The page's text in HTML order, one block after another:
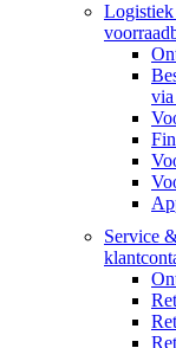
Service